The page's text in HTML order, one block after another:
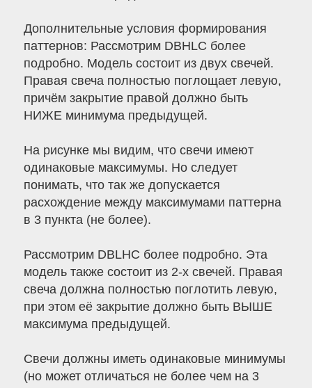
Дополнительные условия формирования
паттернов: Рассмотрим DBHLC более
подробно. Модель состоит из двух свечей.
Правая свеча полностью поглощает левую,
причём закрытие правой должно быть
НИЖЕ минимума предыдущей.
На рисунке мы видим, что свечи имеют
одинаковые максимумы. Но следует
понимать, что так же допускается
расхождение между максимумами паттерна
в 3 пункта (не более).
Рассмотрим DBLHC более подробно. Эта
модель также состоит из 2-х свечей. Правая
свеча должна полностью поглотить левую,
при этом её закрытие должно быть ВЫШЕ
максимума предыдущей.
Свечи должны иметь одинаковые минимумы
(но может отличаться не более чем на 3